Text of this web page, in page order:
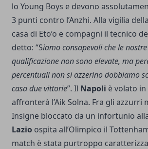
lo Young Boys e devono
3 punti contro l’Anzhi. Alla vigilia
casa di Eto’o e compagni il tecnico
detto: “Siamo consapevoli che le
qualificazione non sono elevate, ma
percentuali non si azzerino dobbiamo
casa due vittorie”. Il Napoli è volato in
affronterà l’Aik Solna. Fra gli azzurri
Insigne bloccato da un infortunio
Lazio ospita all’Olimpico il
match è stata purtroppo